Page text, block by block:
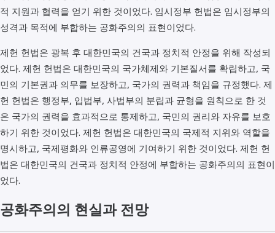
적 지원과 협력을 얻기 위한 것이었다. 임시정부 헌법은 임시정부의
성격과 목적에 부합하는 공화주의의 표현이었다.
제헌 헌법은 광복 후 대한민국의 건국과 정치적 안정을 위해 작성되
었다. 제헌 헌법은 대한민국의 국가체제와 기본질서를 확립하고, 국
민의 기본권과 의무를 보장하고, 국가의 권력과 책임을 규정했다. 제
헌 헌법은 행정부, 입법부, 사법부의 분립과 균형을 원칙으로 한 것
은 국가의 권력을 효과적으로 통제하고, 국민의 권리와 자유를 보호
하기 위한 것이었다. 제헌 헌법은 대한민국의 국제적 지위와 역할을
명시하고, 국제평화와 인류공영에 기여하기 위한 것이었다. 제헌 헌
법은 대한민국의 건국과 정치적 안정에 부합하는 공화주의의 표현이
었다.
공화주의의 현실과 전망